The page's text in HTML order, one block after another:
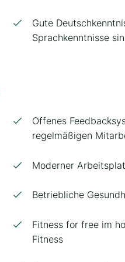
Gute
Sprachkenntnisse
Offenes
regelmäßigen
Moderner
Betriebliche
Fitness for free im
Fitness